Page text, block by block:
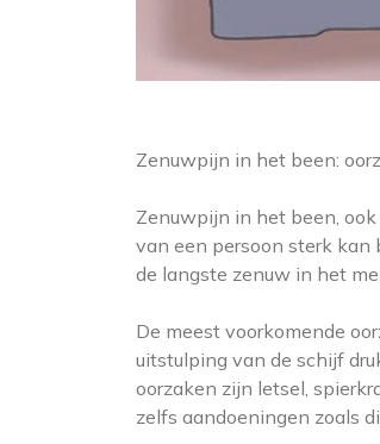
Zenuwpijn in het been:
Zenuwpijn in het been,
van een persoon sterk kan
de langste zenuw in het
De meest voorkomende
uitstulping van de schijf
oorzaken zijn letsel,
zelfs aandoeningen zoals